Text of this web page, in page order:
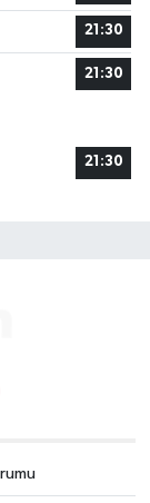
21:30
21:30
21:30